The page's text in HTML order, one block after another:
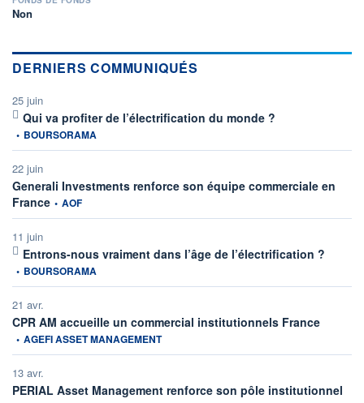
Non
DERNIERS COMMUNIQUÉS
25 juin
Qui va profiter de l’électrification du monde ?
• BOURSORAMA
22 juin
Generali Investments renforce son équipe commerciale en
France information fournie par
• AOF
11 juin
Entrons-nous vraiment dans l’âge de l’électrification ?
• BOURSORAMA
21 avr.
CPR AM accueille un commercial institutionnels France
• AGEFI ASSET MANAGEMENT
13 avr.
PERIAL Asset Management renforce son pôle institutionnel